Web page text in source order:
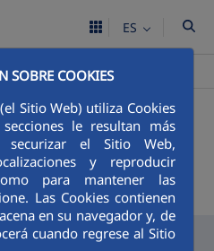
SOBRE COOKIES
Sitio Web) utiliza Cookies
le resultan más
securizar el Sitio Web,
y reproducir
para mantener las
Las Cookies contienen
en su navegador y, de
cuando regrese al Sitio
ES
>Noticias
+ Buscador
noticias